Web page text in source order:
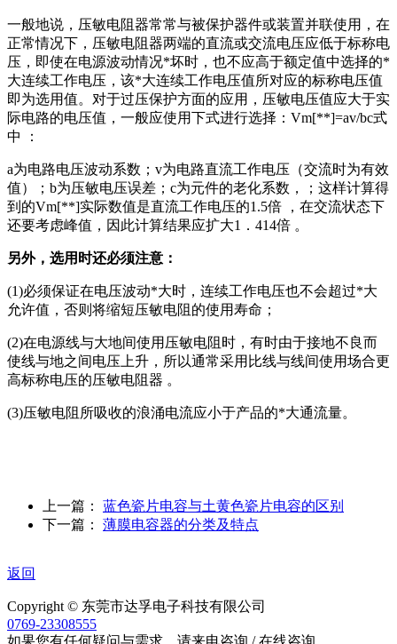
一般地说，压敏电阻器常常与被保护器件或装置并联使用，在
正常情况下，压敏电阻器两端的直流或交流电压应低于标称电
压，即使在电源波动情况*坏时，也不应高于额定值中选择的*
大连续工作电压，该*大连续工作电压值所对应的标称电压值
即为选用值。对于过压保护方面的应用，压敏电压值应大于实
际电路的电压值，一般应使用下式进行选择：Vm[**]=av/bc式
中 ：
a为电路电压波动系数；v为电路直流工作电压（交流时为有效
值）；b为压敏电压误差；c为元件的老化系数，；这样计算得
到的Vm[**]实际数值是直流工作电压的1.5倍 ，在交流状态下
还要考虑峰值，因此计算结果应扩大1．414倍 。
另外，选用时还必须注意：
(1)必须保证在电压波动*大时，连续工作电压也不会超过*大
允许值，否则将缩短压敏电阻的使用寿命；
(2)在电源线与大地间使用压敏电阻时，有时由于接地不良而
使线与地之间电压上升，所以通常采用比线与线间使用场合更
高标称电压的压敏电阻器 。
(3)压敏电阻所吸收的浪涌电流应小于产品的*大通流量。
上一篇： 蓝色瓷片电容与土黄色瓷片电容的区别
下一篇： 薄膜电容器的分类及特点
返回
Copyright © 东莞市达孚电子科技有限公司
0769-23308555
如果您有任何疑问与需求，请来电咨询 / 在线咨询，